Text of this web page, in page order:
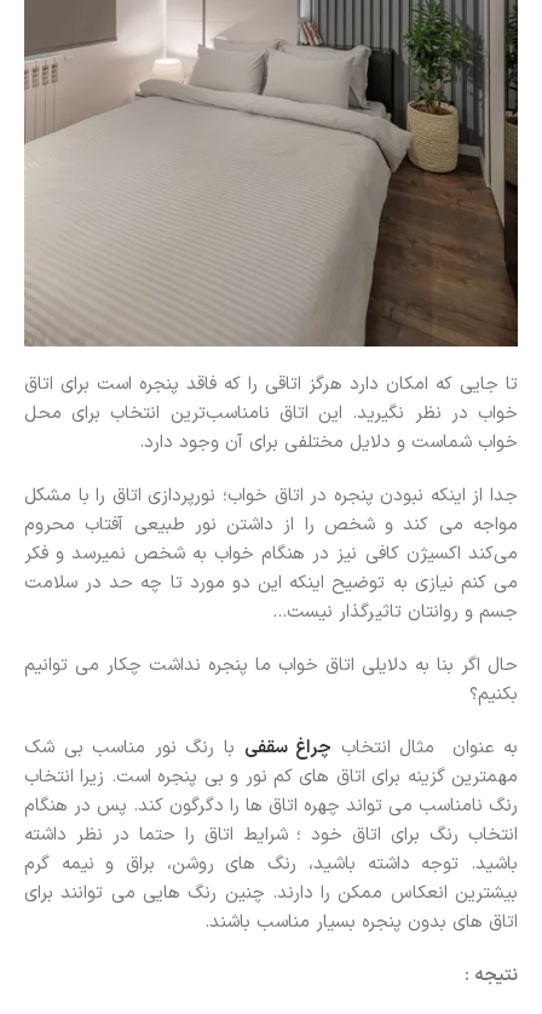
تا جایی که امکان دارد هرگز اتاقی را که فاقد پنجره است برای اتاق
خواب در نظر نگیرید. این اتاق نامناسب‌ترین انتخاب برای محل
خواب شماست و دلایل مختلفی برای آن وجود دارد.
جدا از اینکه نبودن پنجره در اتاق خواب؛ نورپردازی اتاق را با مشکل
مواجه می کند و شخص را از داشتن نور طبیعی آفتاب محروم
می‌کند اکسیژن کافی نیز در هنگام خواب به شخص نمیرسد و فکر
می کنم نیازی به توضیح اینکه این دو مورد تا چه حد در سلامت
جسم و روانتان تاثیرگذار نیست…
حال اگر بنا به دلایلی اتاق خواب ما پنجره نداشت چکار می توانیم
بکنیم؟
به عنوان مثال انتخاب چراغ سقفی با رنگ نور مناسب بی شک
مهمترین گزینه برای اتاق های کم نور و بی پنجره است. زیرا انتخاب
رنگ نامناسب می تواند چهره اتاق ها را دگرگون کند. پس در هنگام
انتخاب رنگ برای اتاق خود ؛ شرایط اتاق را حتما در نظر داشته
باشید. توجه داشته باشید، رنگ های روشن، براق و نیمه گرم
بیشترین انعکاس ممکن را دارند. چنین رنگ هایی می توانند برای
اتاق های بدون پنجره بسیار مناسب باشند.
نتیجه :